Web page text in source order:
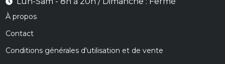
À propos
Contact
Conditions générales d'utilisation et de vente